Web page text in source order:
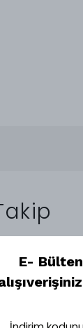
Sipariş Numarası
E-